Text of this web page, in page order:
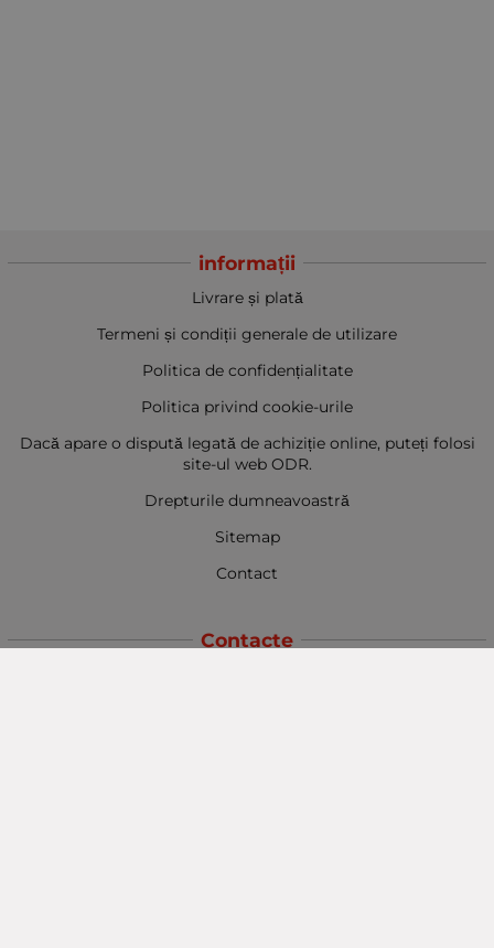
informații
Livrare și plată
Termeni și condiții generale de utilizare
Politica de confidențialitate
Politica privind cookie-urile
Dacă apare o dispută legată de achiziție online, puteți folosi
site-ul web ODR.
Drepturile dumneavoastră
Sitemap
Contact
Contacte